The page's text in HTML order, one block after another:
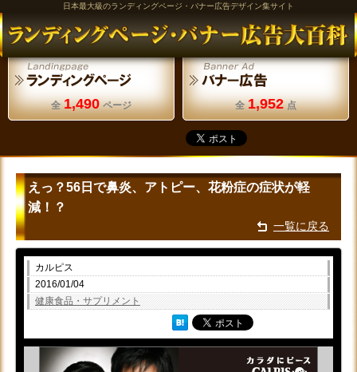
日本最大級のランディングページ・バナー広告デザイン集サイト
全 1,490 ページ 全 1,952 点
えっ？56日で鼻炎、アトピー、花粉症の症状が軽
減！？
一覧に戻る
カルピス
2016/01/04
健康食品・サプリメント